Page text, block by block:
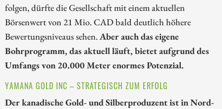
folgen, dürfte die Gesellschaft mit einem aktuellen
Börsenwert von 21 Mio. CAD bald deutlich höhere
Bewertungsniveaus sehen.Aber auch das eigene
Bohrprogramm, das aktuell läuft, bietet aufgrund des
Umfangs von 20.000 Meter enormes Potenzial.
YAMANA GOLD INC – STRATEGISCH ZUM ERFOLG
Der kanadische Gold- und Silberproduzent ist in Nord-